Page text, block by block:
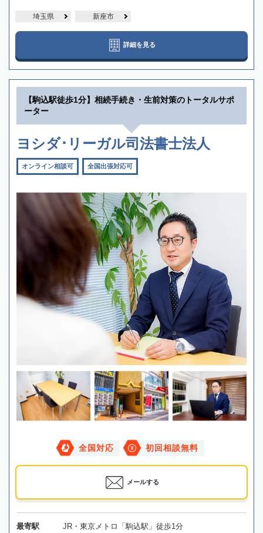
埼玉県 新座市
詳細を見る
【駒込駅徒歩1分】相続手続き・生前対策のトータルサポ
ーター
ヨシダ･リーガル司法書士法人
オンライン相談可 全国出張対応可
全国対応 初回相談無料
メールする
最寄駅 JR・東京メトロ「駒込駅」徒歩1分